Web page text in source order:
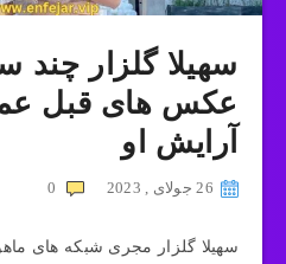
سهیلا گلزار چند
عکس های قبل
آرایش او
26 جولای , 2023 0
سهیلا گلزار مجری شبکه های